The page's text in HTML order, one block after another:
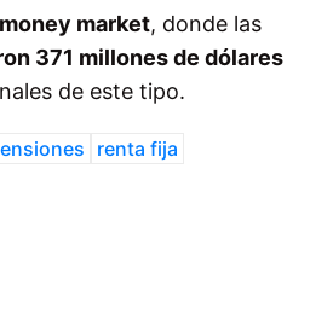
market, donde las
371 millones de dólares
de este tipo.
renta fija